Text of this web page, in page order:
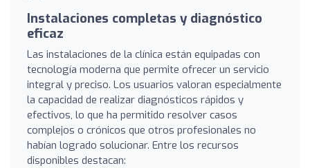
Instalaciones completas y diagnóstico
eficaz
Las instalaciones de la clínica están equipadas con
tecnología moderna que permite ofrecer un servicio
integral y preciso. Los usuarios valoran especialmente
la capacidad de realizar diagnósticos rápidos y
efectivos, lo que ha permitido resolver casos
complejos o crónicos que otros profesionales no
habían logrado solucionar. Entre los recursos
disponibles destacan: